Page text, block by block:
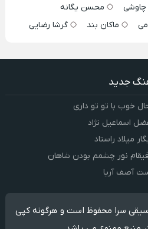
محسن یگانه
ماکان بند گرشا رضایی
جدید
خوب با تو تو داری
اسماعیل نژاد
میلاد راستاد
نور چشمم بودن شاهان
آصف آریا
سرا محفوظ است و هرگونه کپی